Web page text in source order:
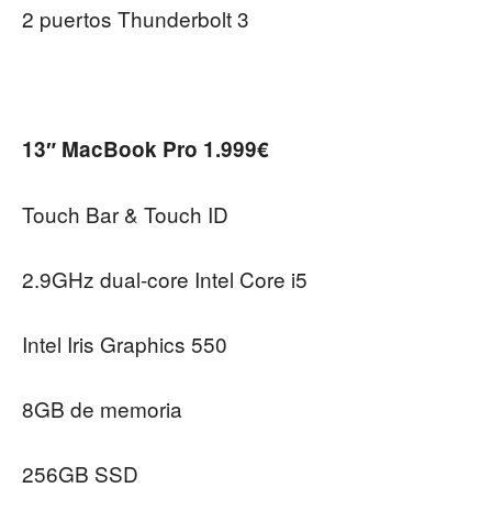
2 puertos Thunderbolt 3
13″ MacBook Pro 1.999€
Touch Bar & Touch ID
2.9GHz dual-core Intel Core i5
Intel Iris Graphics 550
8GB de memoria
256GB SSD